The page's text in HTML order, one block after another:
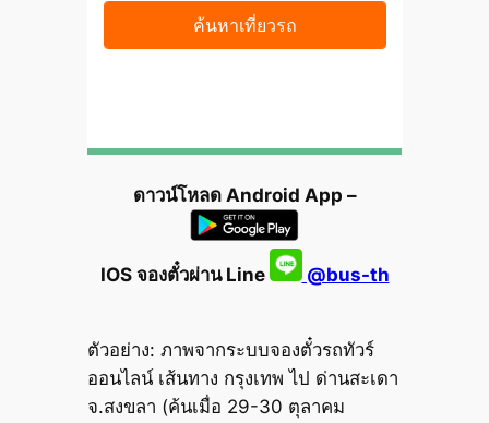
ดาวน์โหลด Android App –
IOS จองตั๋วผ่าน Line @bus-th
ตัวอย่าง: ภาพจากระบบจองตั๋วรถทัวร์
ออนไลน์ เส้นทาง กรุงเทพ ไป ด่านสะเดา
จ.สงขลา (ค้นเมื่อ 29-30 ตุลาคม